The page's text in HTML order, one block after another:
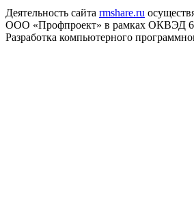
Деятельность сайта rmshare.ru
ООО «Профпроект» в рамках ОКВЭД
Разработка компьютерного